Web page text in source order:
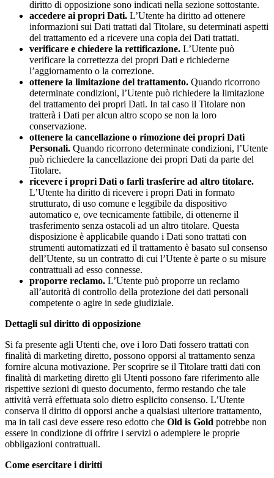
diritto di opposizione sono indicati nella sezione sottostante.
accedere ai propri Dati. L’Utente ha diritto ad ottenere
informazioni sui Dati trattati dal Titolare, su determinati aspetti
del trattamento ed a ricevere una copia dei Dati trattati.
verificare e chiedere la rettificazione. L’Utente può
verificare la correttezza dei propri Dati e richiederne
l’aggiornamento o la correzione.
ottenere la limitazione del trattamento. Quando ricorrono
determinate condizioni, l’Utente può richiedere la limitazione
del trattamento dei propri Dati. In tal caso il Titolare non
tratterà i Dati per alcun altro scopo se non la loro
conservazione.
ottenere la cancellazione o rimozione dei propri Dati
Personali. Quando ricorrono determinate condizioni, l’Utente
può richiedere la cancellazione dei propri Dati da parte del
Titolare.
ricevere i propri Dati o farli trasferire ad altro titolare.
L’Utente ha diritto di ricevere i propri Dati in formato
strutturato, di uso comune e leggibile da dispositivo
automatico e, ove tecnicamente fattibile, di ottenerne il
trasferimento senza ostacoli ad un altro titolare. Questa
disposizione è applicabile quando i Dati sono trattati con
strumenti automatizzati ed il trattamento è basato sul consenso
dell’Utente, su un contratto di cui l’Utente è parte o su misure
contrattuali ad esso connesse.
proporre reclamo. L’Utente può proporre un reclamo
all’autorità di controllo della protezione dei dati personali
competente o agire in sede giudiziale.
Dettagli sul diritto di opposizione
Si fa presente agli Utenti che, ove i loro Dati fossero trattati con
finalità di marketing diretto, possono opporsi al trattamento senza
fornire alcuna motivazione. Per scoprire se il Titolare tratti dati con
finalità di marketing diretto gli Utenti possono fare riferimento alle
rispettive sezioni di questo documento, fermo restando che tale
attività verrà effettuata solo dietro esplicito consenso. L’Utente
conserva il diritto di opporsi anche a qualsiasi ulteriore trattamento,
ma in tali casi deve essere reso edotto che Old is Gold potrebbe non
essere in condizione di offrire i servizi o adempiere le proprie
obbligazioni contrattuali.
Come esercitare i diritti